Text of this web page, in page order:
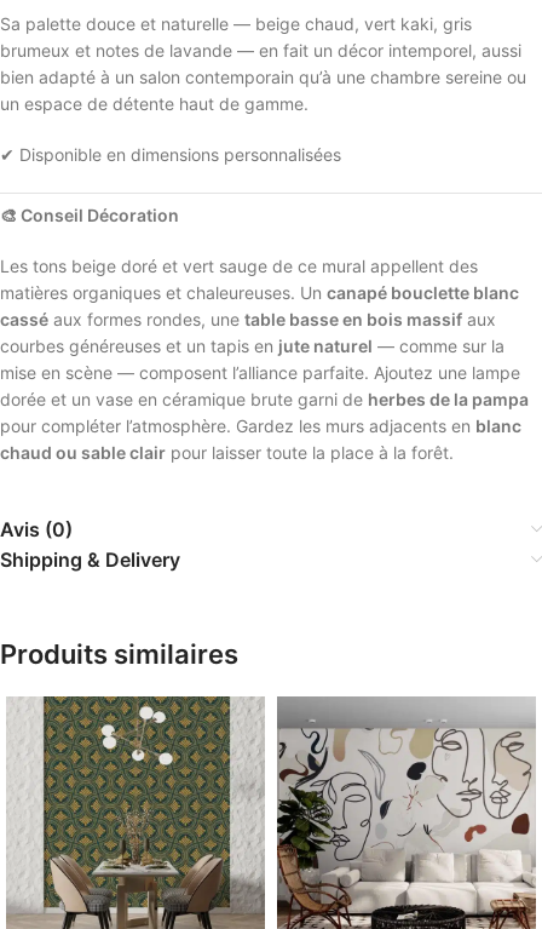
Sa palette douce et naturelle — beige chaud, vert kaki, gris
brumeux et notes de lavande — en fait un décor intemporel, aussi
bien adapté à un salon contemporain qu’à une chambre sereine ou
un espace de détente haut de gamme.
✔ Disponible en dimensions personnalisées
🎨 Conseil Décoration
Les tons beige doré et vert sauge de ce mural appellent des
matières organiques et chaleureuses. Un canapé bouclette blanc
cassé aux formes rondes, une table basse en bois massif aux
courbes généreuses et un tapis en jute naturel — comme sur la
mise en scène — composent l’alliance parfaite. Ajoutez une lampe
dorée et un vase en céramique brute garni de herbes de la pampa
pour compléter l’atmosphère. Gardez les murs adjacents en blanc
chaud ou sable clair pour laisser toute la place à la forêt.
Avis (0)
Shipping & Delivery
Produits similaires